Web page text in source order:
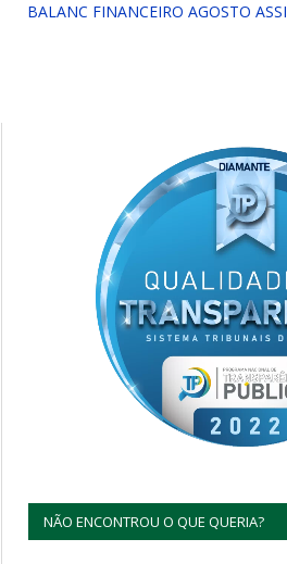
BALANC FINANCEIRO AGOSTO ASSI
NÃO ENCONTROU O QUE QUERIA?